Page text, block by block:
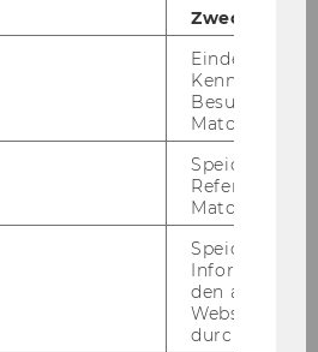
of Cross-
and Management
Zweck
Eindeutige
Besuchers
Matomo.
Speicherung
Referrers
Matomo.
Speicherung
den aktuellen
durch